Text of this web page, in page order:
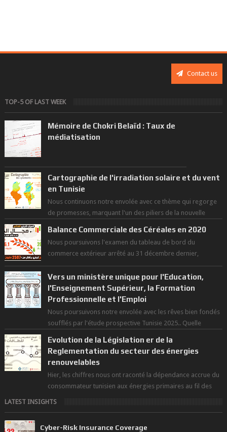
Contact us
TOP-5 OF LAST WEEK
Mémoire de Chokri Belaïd : Taux de
médiatisation
Cartographie de l'irradiation solaire et du vent
en Tunisie
Nous continuons notre envolée avec ce thème qui regorge
de promesses, marquant l'un des piliers de la nouvelle
Balance Commerciale des Céréales en 2020
Nous poursuivons l'examen du tableau de bord du
commerce extérieur arrêté au 31 décembre dernier,
rendant compte de nos prouesses et man...
Vers un ministère unique pour l'Education,
l'Enseignement Supérieur, la Formation
Professionnelle et l'Emploi
Nous poursuivons notre envolée avec les rêves bien fondés
soufflés par l'étude prospective Tunisie 2025.. Quelle
Evolution de la Législation er de la
Reglementation du secteur des énergies
renouvelables
Hier, les chiffres nous ont raconté la dépendance accrue du
consommateur tunisien aux énergies primaires au fil des
dernières décennies ( ...
LATEST INSIGHTS
Cyber-Risk Insurance Coverage